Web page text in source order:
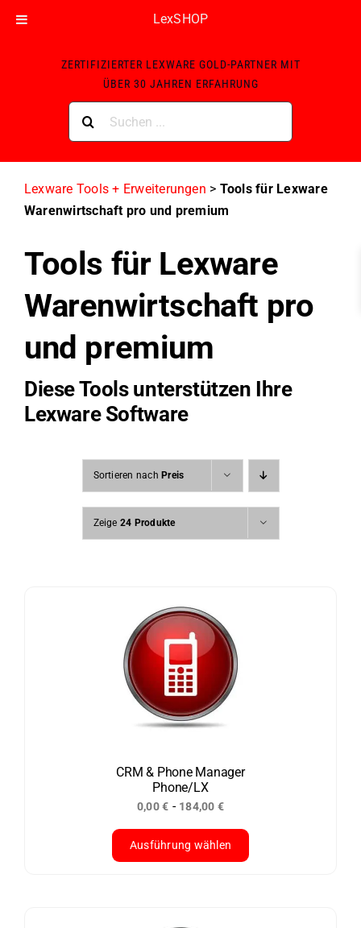
LexSHOP
ZERTIFIZIERTER LEXWARE GOLD-PARTNER MIT
ÜBER 30 JAHREN ERFAHRUNG
nach:
Lexware Tools + Erweiterungen > Tools für Lexware
Warenwirtschaft pro und premium
Tools für Lexware
Warenwirtschaft pro
und premium
Diese Tools unterstützen Ihre
Lexware Software
Sortieren nachPreis
Zeige 24 Produkte
CRM & Phone Manager
Phone/LX
0,00€ - 184,00 €
Ausführung wählen